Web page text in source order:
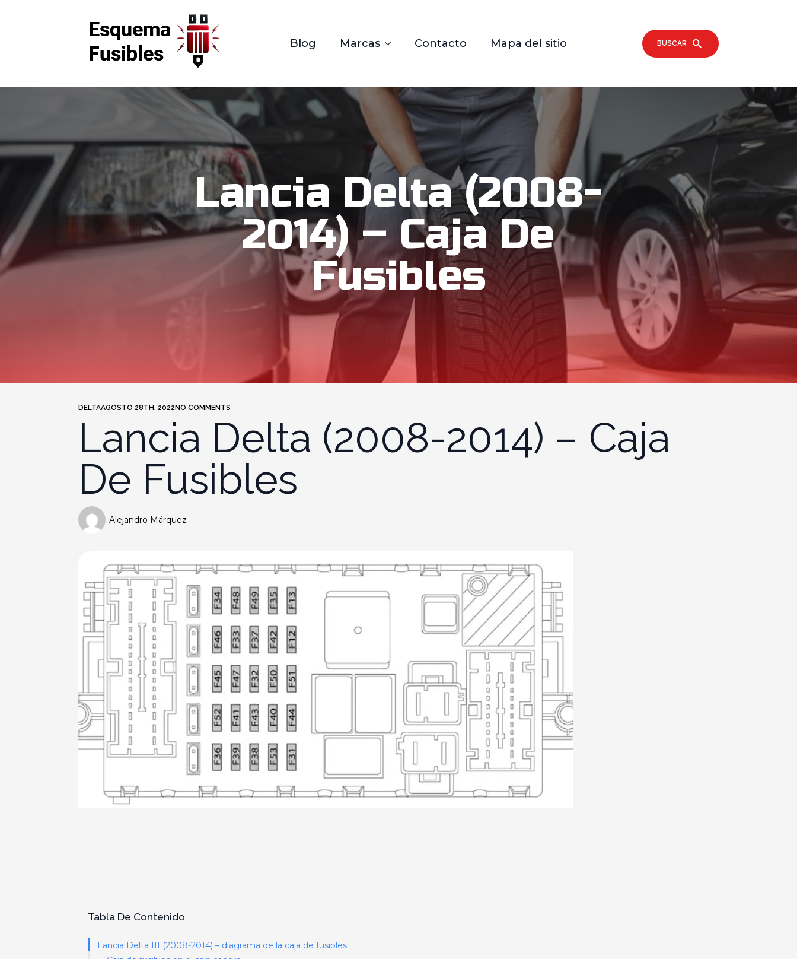
Blog Marcas Contacto Mapa del sitio BUSCAR
Lancia Delta (2008-
2014) – Caja De
Fusibles
DELTAAGOSTO 28TH, 2022 NO COMMENTS
Lancia Delta (2008-2014) – Caja
De Fusibles
Alejandro Márquez
Tabla De Contenido
Lancia Delta III (2008-2014) – diagrama de la caja de fusibles